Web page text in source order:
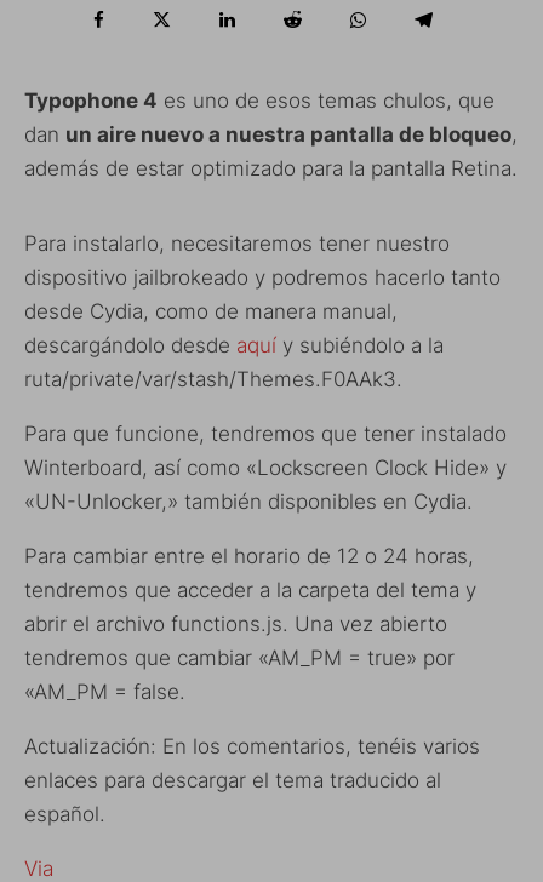
Typophone 4 es uno de esos temas chulos, que
dan un aire nuevo a nuestra pantalla de bloqueo,
además de estar optimizado para la pantalla Retina.
Para instalarlo, necesitaremos tener nuestro
dispositivo jailbrokeado y podremos hacerlo tanto
desde Cydia, como de manera manual,
descargándolo desde aquí y subiéndolo a la
ruta/private/var/stash/Themes.F0AAk3.
Para que funcione, tendremos que tener instalado
Winterboard, así como «Lockscreen Clock Hide» y
«UN-Unlocker,» también disponibles en Cydia.
Para cambiar entre el horario de 12 o 24 horas,
tendremos que acceder a la carpeta del tema y
abrir el archivo functions.js. Una vez abierto
tendremos que cambiar «AM_PM = true» por
«AM_PM = false.
Actualización: En los comentarios, tenéis varios
enlaces para descargar el tema traducido al
español.
Via